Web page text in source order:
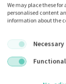
Code fabrikant:
Inhoud:
Voorraad:
We may place these
personalised content
information about the
Necessary
Functional